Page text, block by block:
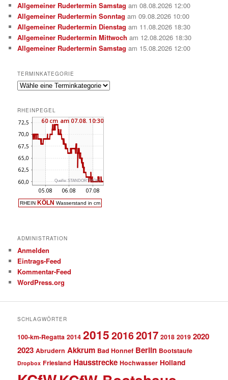
Allgemeiner Rudertermin Samstag am 08.08.2026 12:00
Allgemeiner Rudertermin Sonntag am 09.08.2026 10:00
Allgemeiner Rudertermin Dienstag am 11.08.2026 18:30
Allgemeiner Rudertermin Mittwoch am 12.08.2026 18:30
Allgemeiner Rudertermin Samstag am 15.08.2026 12:00
TERMINKATEGORIE
RHEINPEGEL
ADMINISTRATION
Anmelden
Eintrags-Feed
Kommentar-Feed
WordPress.org
SCHLAGWÖRTER
100-km-Regatta 2014 201520162017 2018 2019 2020
2023 Abrudern Akkrum Bad Honnef Berlin Bootstaufe
Dropbox Friesland Hausstrecke Hochwasser Holland